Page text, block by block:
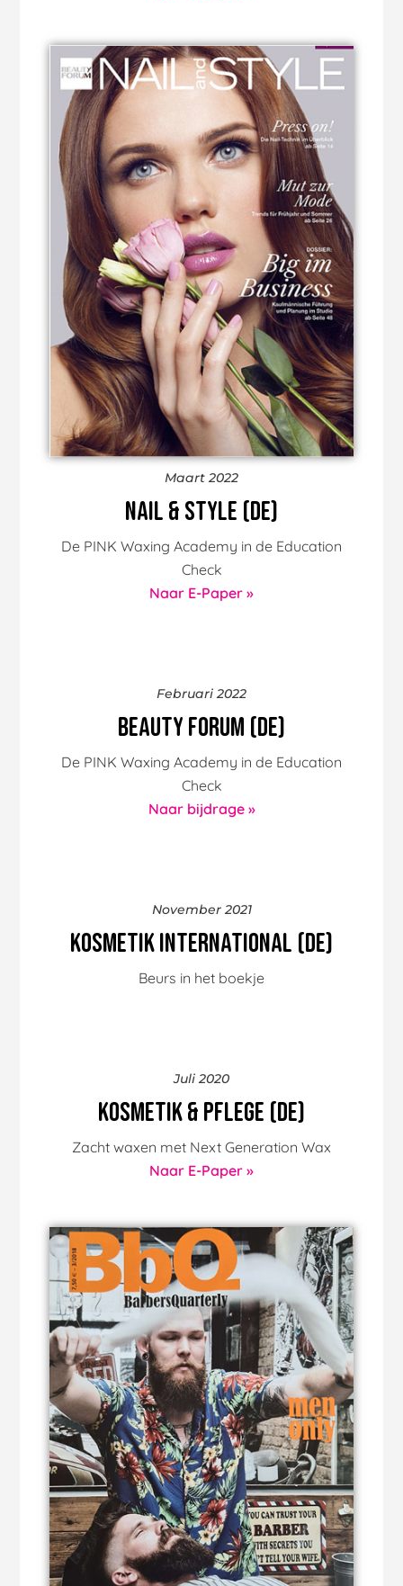
Maart 2022
Nail & Style (DE)
De PINK Waxing Academy in de Education
Check
Naar E-Paper »
Februari 2022
Beauty Forum (DE)
De PINK Waxing Academy in de Education
Check
Naar bijdrage »
November 2021
Kosmetik International (DE)
Beurs in het boekje
Juli 2020
Kosmetik & Pflege (DE)
Zacht waxen met Next Generation Wax
Naar E-Paper »